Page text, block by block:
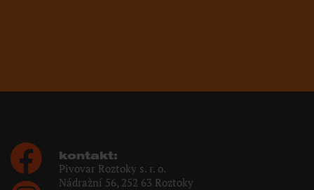
kontakt:
Pivovar Roztoky s. r. o.
Nádražní 56, 252 63 Roztoky